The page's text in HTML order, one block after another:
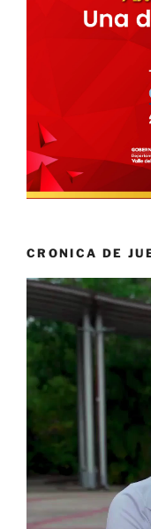
CRONICA DE
Reproductor
vídeo